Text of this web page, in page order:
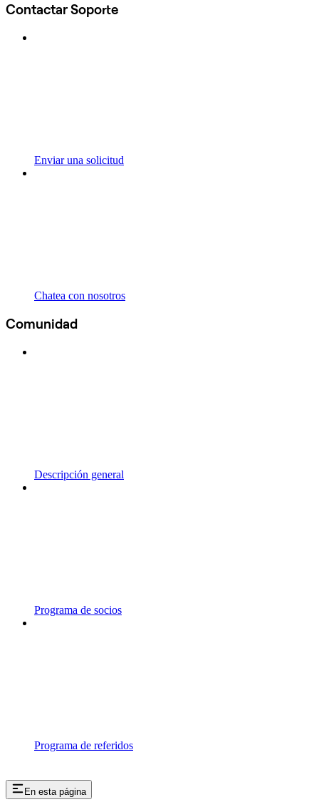
Contactar Soporte
Enviar una solicitud
Chatea con nosotros
Comunidad
Descripción general
Programa de socios
Programa de referidos
En esta página